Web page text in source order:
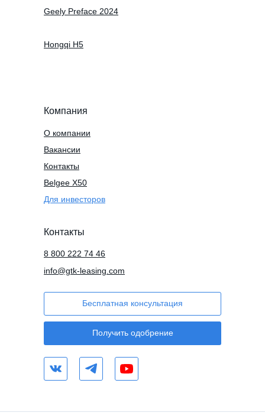
Компания
О компании
Вакансии
Контакты
Для инвесторов
Контакты
info@gtk-leasing.com
Бесплатная консультация
Получить одобрение
Belgee X50
Hongqi H5
8 800 222 74 46
Geely Preface 2024